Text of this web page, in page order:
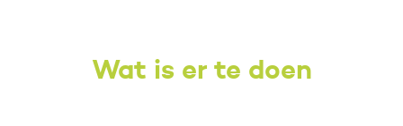
Wat is er te doen